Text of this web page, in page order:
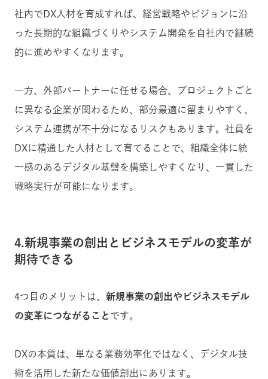
社内でDX人材を育成すれば、経営戦略やビジョンに沿
った長期的な組織づくりやシステム開発を自社内で継続
的に進めやすくなります。
一方、外部パートナーに任せる場合、プロジェクトごと
に異なる企業が関わるため、部分最適に留まりやすく、
システム連携が不十分になるリスクもあります。社員を
DXに精通した人材として育てることで、組織全体に統
一感のあるデジタル基盤を構築しやすくなり、一貫した
戦略実行が可能になります。
4.新規事業の創出とビジネスモデルの変革が
期待できる
4つ目のメリットは、 新規事業の創出やビジネスモデル
の変革につながること です。
DXの本質は、単なる業務効率化ではなく、デジタル技
術を活用した新たな価値創出にあります。